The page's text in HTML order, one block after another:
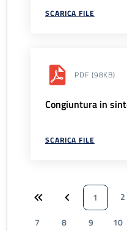
SCARICA FILE
PDF (98KB)
Congiuntura in
SCARICA FILE
1 2
7
8 9 10